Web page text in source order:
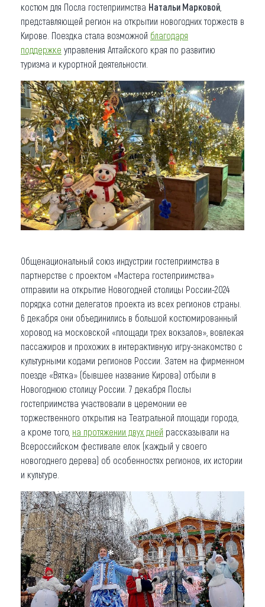
костюм для Посла гостеприимства Натальи Марковой
представляющей регион на открытии новогодних торжеств в
Кирове. Поездка стала возможной благодаря
поддержке управления Алтайского края по развитию
туризма и курортной деятельности.
Общенациональный союз индустрии гостеприимства в
партнерстве с проектом «Мастера гостеприимства»
отправили на открытие Новогодней столицы России-2024
порядка сотни делегатов проекта из всех регионов страны.
6 декабря они объединились в большой костюмированный
хоровод на московской «площади трех вокзалов», вовлекая
пассажиров и прохожих в интерактивную игру-знакомство с
культурными кодами регионов России. Затем на фирменном
поезде «Вятка» (бывшее название Кирова) отбыли в
Новогоднюю столицу России. 7 декабря Послы
гостеприимства участвовали в церемонии ее
торжественного открытия на Театральной площади города,
а кроме того, на протяжении двух дней рассказывали на
Всероссийском фестивале елок (каждый у своего
новогоднего дерева) об особенностях регионов, их истории
и культуре.